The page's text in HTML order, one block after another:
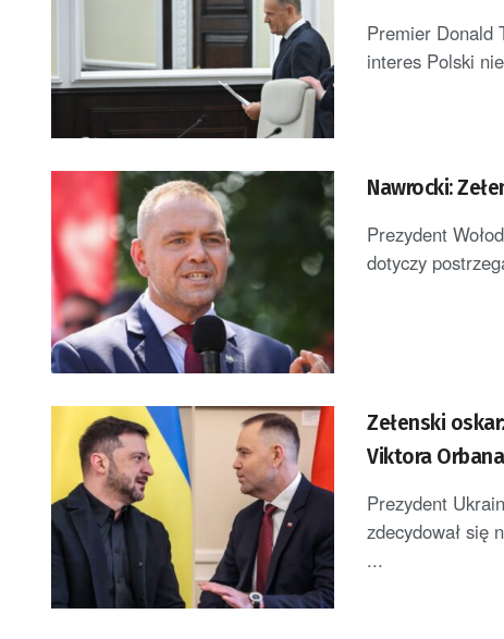
Premier Donald
interes Polski
Nawrocki:
Prezydent
dotyczy
Zełenski
Viktora Orbana
Prezydent
zdecydował się
...